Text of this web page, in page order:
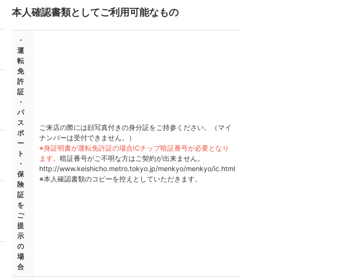
本人確認書類としてご利用可能なもの
・
運
転
免
許
証
・
パ
ス
ポ
ー
ト
・
保
険
証
を
ご
提
示
の
場
合
ご来店の際には顔写真付きの身分証をご持参ください。（マイ
ナンバーは受付できません。）
※身証明書が運転免許証の場合ICチップ暗証番号が必要となり
ます。 暗証番号がご不明な方はご契約が出来ません。
http://www.keishicho.metro.tokyo.jp/menkyo/menkyo/ic.html
※本人確認書類のコピーを控えとしていただきます。